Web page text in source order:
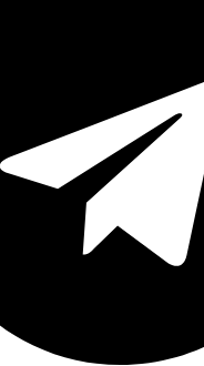
image_2>
image_3>